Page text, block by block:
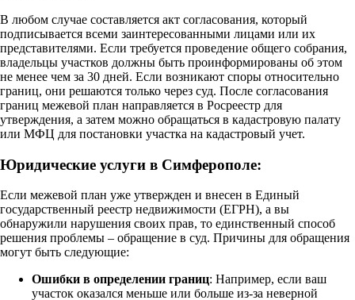
В любом случае составляется акт согласования, который
подписывается всеми заинтересованными лицами или их
представителями. Если требуется проведение общего собрания,
владельцы участков должны быть проинформированы об этом
не менее чем за 30 дней. Если возникают споры относительно
границ, они решаются только через суд. После согласования
границ межевой план направляется в Росреестр для
утверждения, а затем можно обращаться в кадастровую палату
или МФЦ для постановки участка на кадастровый учет.
Юридические услуги в Симферополе:
Если межевой план уже утвержден и внесен в Единый
государственный реестр недвижимости (ЕГРН), а вы
обнаружили нарушения своих прав, то единственный способ
решения проблемы – обращение в суд. Причины для обращения
могут быть следующие:
Ошибки в определении границ: Например, если ваш
участок оказался меньше или больше из-за неверной